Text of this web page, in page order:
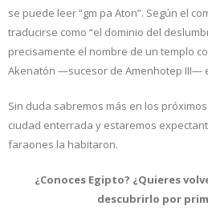
se puede leer “gm pa Aton”. Según el
traducirse como “el dominio del
precisamente el nombre de un templo
Akenatón —sucesor de Amenhotep III—
Sin duda sabremos más en los
ciudad enterrada y estaremos
faraones la habitaron.
¿Conoces Egipto? ¿Quieres
descubrirlo por